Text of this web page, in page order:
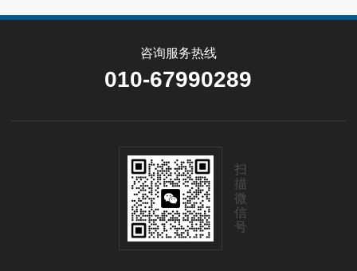
咨询服务热线
010-67990289
扫
描
微
信
号